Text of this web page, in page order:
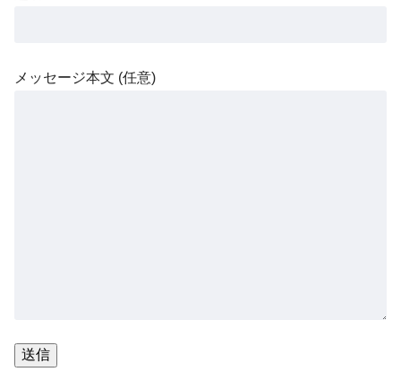
メッセージ本文 (任意)